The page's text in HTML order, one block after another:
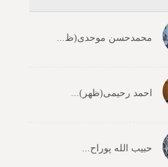
محمدحسن موحدی(ظ...
احمد رحیمی(ظهر)...
حبیب الله پوراح...